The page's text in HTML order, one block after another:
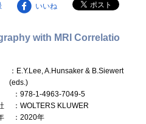
いいね
with MRI Correlatio
：E.Y.Lee, A.Hunsaker & B.Siewert
(eds.)
：978-1-4963-7049-5
：WOLTERS KLUWER
：2020年